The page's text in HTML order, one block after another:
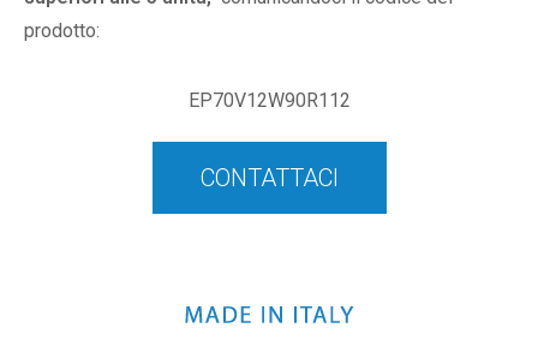
prodotto:
EP70V12W90R112
CONTATTACI